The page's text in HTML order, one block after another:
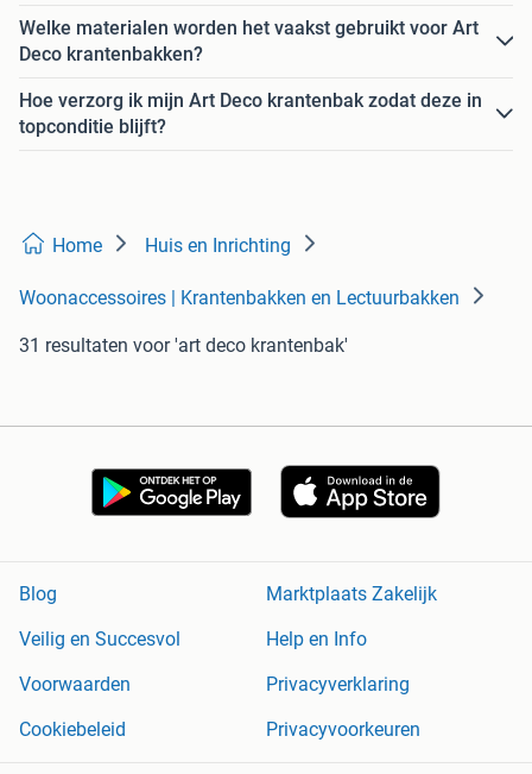
Welke materialen worden het vaakst gebruikt voor Art
Deco krantenbakken?
Hoe verzorg ik mijn Art Deco krantenbak zodat deze in
topconditie blijft?
Home Huis en Inrichting
Woonaccessoires | Krantenbakken en Lectuurbakken
31 resultaten voor 'art deco krantenbak'
Blog
Marktplaats Zakelijk
Veilig en Succesvol
Help en Info
Voorwaarden
Privacyverklaring
Cookiebeleid
Privacyvoorkeuren